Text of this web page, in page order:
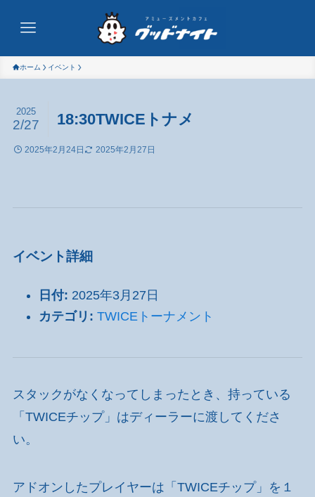
ホーム イベント
18:30TWICEトナメ
2025
2/27
2025年2月24日 2025年2月27日
イベント詳細
日付: 2025年3月27日
カテゴリ: TWICEトーナメント
スタックがなくなってしまったとき、持っている
「TWICEチップ」はディーラーに渡してくださ
い。
アドオンしたプレイヤーは「TWICEチップ」を１